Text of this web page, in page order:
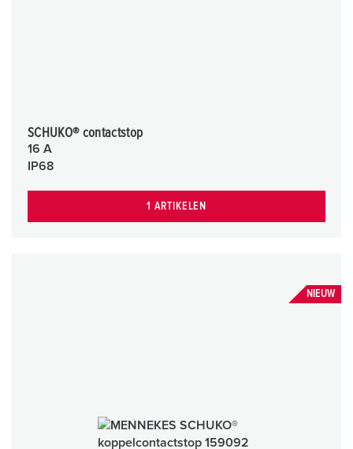
SCHUKO® contactstop
16 A
IP68
1 ARTIKELEN
NIEUW